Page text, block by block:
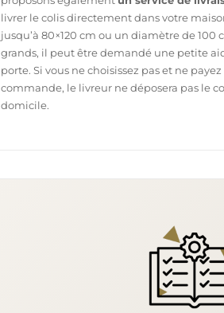
livrer le colis directement dans votre
jusqu’à 80×120 cm ou un diamètre de 100
grands, il peut être demandé une petite
porte. Si vous ne choisissez pas et ne
commande, le livreur ne déposera pas le
domicile.